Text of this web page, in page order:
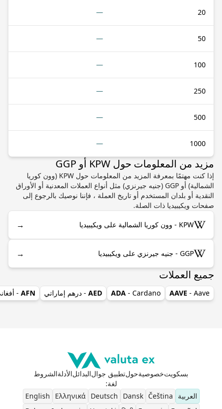
20
—
50
—
100
—
250
—
500
—
1000
—
مزيد من المعلومات حول KPW أو GGP
إذا كنت مهتمًا بمعرفة المزيد من المعلومات حول KPW (وون كوريا
الشمالية) أو GGP (جنيه جيرنزي) مثل أنواع العملات المعدنية أو الأوراق
النقدية أو بلدان المستخدم أو تاريخ العملة ، فإننا نوصيك بالرجوع إلى
صفحات ويكيبيديا ذات الصلة.
KPW - وون كوريا الشمالية على ويكيبيديا →
GGP - جنيه جيرنزي على ويكيبيديا →
جميع العملات
AAVE - Aave
ADA - Cardano
AED - درهم إماراتي AFN
-
بسكويتخصوصيةحولتطبيق جوالالبدائلالأدلةالشروط
لغة:
العربية
Čeština
Dansk
Deutsch
Ελληνικά
English